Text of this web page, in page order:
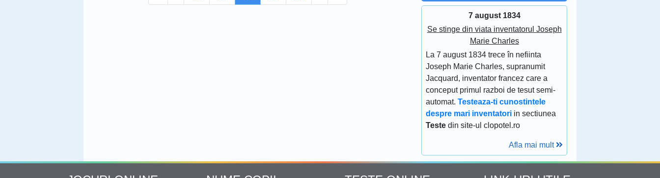
7 august 1834
Se stinge din viata inventatorul Joseph
Marie Charles
La 7 august 1834 trece în nefiinta
Joseph Marie Charles, supranumit
Jacquard, inventator francez care a
conceput primul razboi de tesut semi-
automat.Testeaza-ti cunostintele
despre mari inventatori in sectiunea
Teste din site-ul clopotel.ro
Afla mai mult